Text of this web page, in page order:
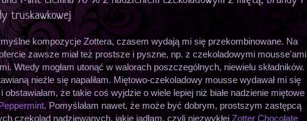
truskawkowej
kompozycje Zottera, czasem wydają mi się przekombinowane. Na
zawsze miał też prostsze i pyszne, np. z czekoladowymi mousse'ami
Wtedy mogłam utonąć w walorach poszczególnych, niewielu składników.
nieźle się napaliłam. Miętowo-czekoladowy mousse wydawał mi się
że takie coś wyjdzie o wiele lepiej niż białe nadzienie miętowe
. Pomyślałam nawet, że może być dobrym, prostszym zastępcą
czekolad nadziewanych, jakie jadłam, czyli niezwykłej Zotter Chocolate